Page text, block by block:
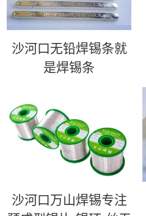
沙河口无铅焊锡条就
是焊锡条
沙河口万山焊锡专注